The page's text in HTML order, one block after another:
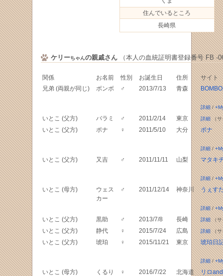
住んでいるところ
長崎県
ケリーちゃんの親戚さん（本人の血統証明書登録番号 FB -
関係 お名前 性別 お誕生日 住所
サイト
兄弟 (両親が同じ)
ボンボ ♂ 2013/7/13 青森
詳細/
いとこ (父方) バラミ ♂ 2011/2/14 東京 詳細（サ
いとこ (父方) ポナ ♀ 2011/5/10 大分 ポナ
詳細/
いとこ (父方) 又吉 ♂ 2011/11/11 山梨 マタキ
詳細/
いとこ (母方)
ウェス
カー
♂ 2011/12/14 神奈川 うぇす
詳細/
いとこ (父方) 黒助 ♂ 2013/7/8 長崎 詳細（サ
いとこ (父方) 静代 ♀ 2015/7/24 広島 詳細（サ
いとこ (父方) 琥珀 ♀ 2015/11/21 東京 琥珀日
詳細/
いとこ (母方) くるり ♀ 2016/7/22 北海道 リロ